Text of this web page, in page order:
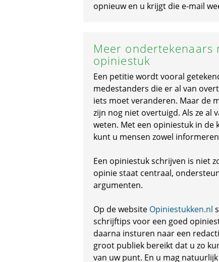
opnieuw en u krijgt die e-mail
Meer ondertekenaars
opiniestuk
Een petitie wordt vooral
medestanders die er al van
iets moet veranderen. Maar de
zijn nog niet overtuigd. Als ze al
weten. Met een opiniestuk in de
kunt u mensen zowel
Een opiniestuk schrijven is niet
opinie staat centraal,
argumenten.
Op de website Opiniestukken.nl
schrijftips voor een goed
daarna insturen naar een
groot publiek bereikt dat u zo
van uw punt. En u mag